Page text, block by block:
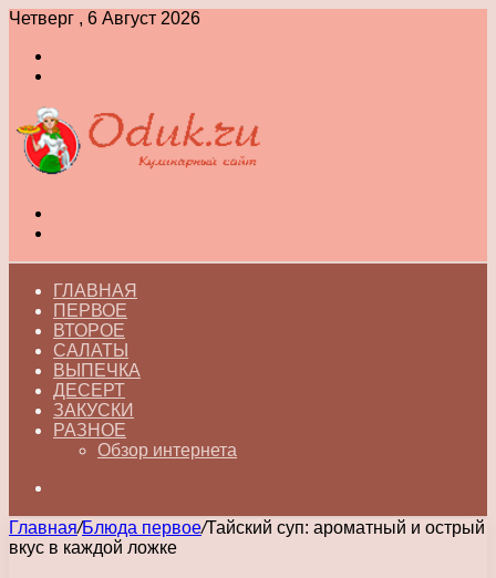
Четверг , 6 Август 2026
ГЛАВНАЯ
ПЕРВОЕ
ВТОРОЕ
САЛАТЫ
ВЫПЕЧКА
ДЕСЕРТ
ЗАКУСКИ
РАЗНОЕ
Обзор интернета
Главная/Блюда первое/Тайский суп: ароматный и острый
вкус в каждой ложке